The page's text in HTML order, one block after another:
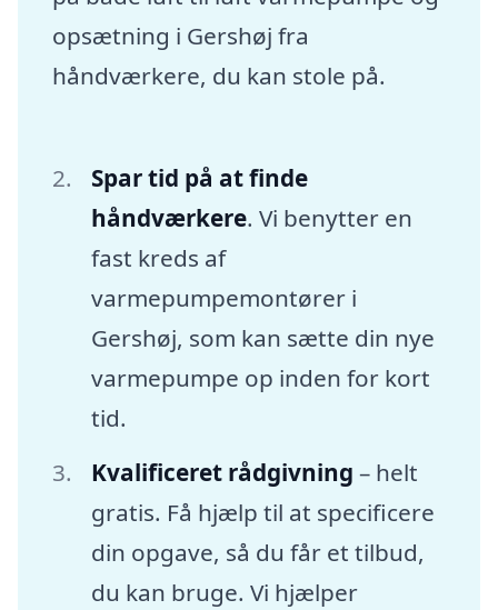
opsætning i Gershøj fra
håndværkere, du kan stole på.
Spar tid på at finde
håndværkere. Vi benytter en
fast kreds af
varmepumpemontører i
Gershøj, som kan sætte din nye
varmepumpe op inden for kort
tid.
Kvalificeret rådgivning – helt
gratis. Få hjælp til at specificere
din opgave, så du får et tilbud,
du kan bruge. Vi hjælper